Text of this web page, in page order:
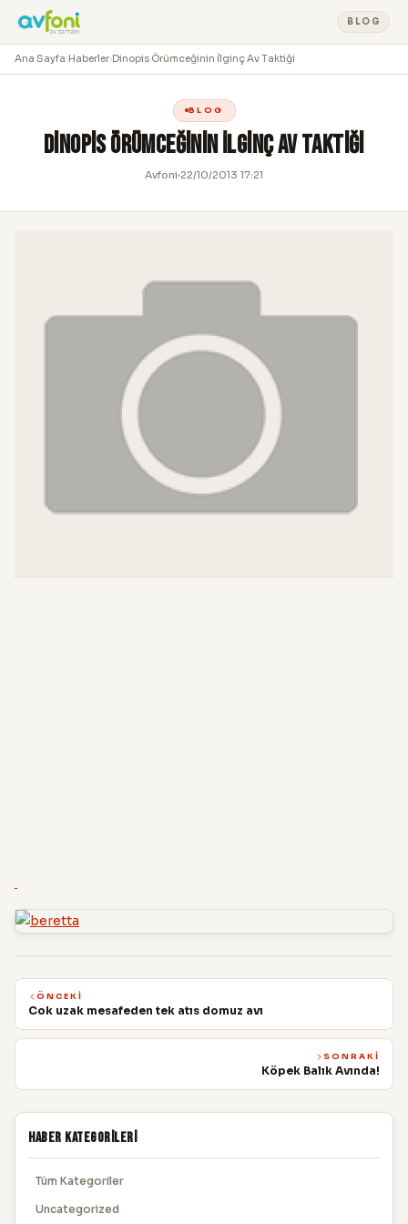
BLOG
Ana Sayfa›Haberler›Dinopis Örümceğinin İlginç Av Taktiği
BLOG
Dinopis Örümceğinin İlginç Av Taktiği
Avfoni 22/10/2013 17:21
ÖNCEKI
Cok uzak mesafeden tek atıs domuz avı
SONRAKI
Köpek Balık Avında!
Haber Kategorileri
Tüm Kategoriler
Uncategorized